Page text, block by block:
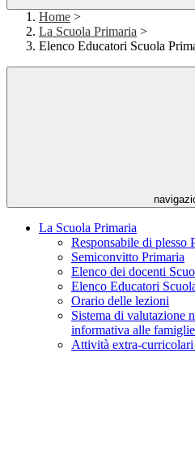
Home >
La Scuola Primaria >
Elenco Educatori Scuola
La Scuola Primaria
Responsabile di plesso
Semiconvitto Primaria
Elenco dei docenti
Elenco Educatori
Orario delle lezioni
Sistema di valutazione
informativa alle famiglie
Attività extra-